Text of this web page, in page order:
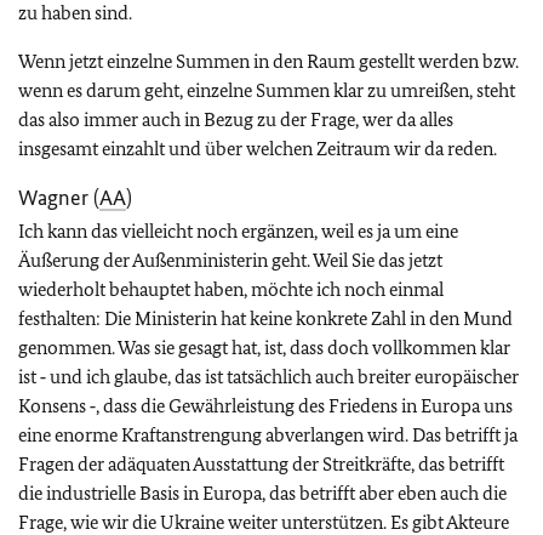
zu haben sind.
Wenn jetzt einzelne Summen in den Raum gestellt werden bzw.
wenn es darum geht, einzelne Summen klar zu umreißen, steht
das also immer auch in Bezug zu der Frage, wer da alles
insgesamt einzahlt und über welchen Zeitraum wir da reden.
Wagner (AA)
Ich kann das vielleicht noch ergänzen, weil es ja um eine
Äußerung der Außenministerin geht. Weil Sie das jetzt
wiederholt behauptet haben, möchte ich noch einmal
festhalten: Die Ministerin hat keine konkrete Zahl in den Mund
genommen. Was sie gesagt hat, ist, dass doch vollkommen klar
ist ‑ und ich glaube, das ist tatsächlich auch breiter europäischer
Konsens ‑, dass die Gewährleistung des Friedens in Europa uns
eine enorme Kraftanstrengung abverlangen wird. Das betrifft ja
Fragen der adäquaten Ausstattung der Streitkräfte, das betrifft
die industrielle Basis in Europa, das betrifft aber eben auch die
Frage, wie wir die Ukraine weiter unterstützen. Es gibt Akteure